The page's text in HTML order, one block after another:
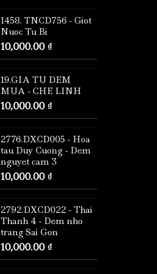
1458. TNCD756 - Giot
Nuoc Tu Bi
10,000.00 ₫
19.GIA TU DEM
MUA - CHE LINH
10,000.00 ₫
2776.DXCD005 - Hoa
tau Duy Cuong - Dem
nguyet cam 3
10,000.00 ₫
2792.DXCD022 - Thai
Thanh 4 - Dem nho
trang Sai Gon
10,000.00 ₫